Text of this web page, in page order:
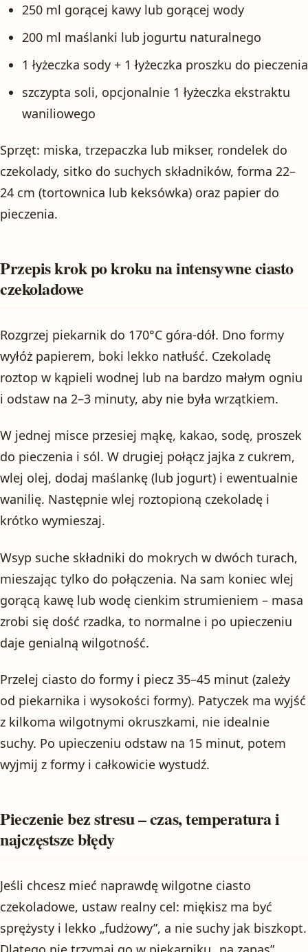
250 ml gorącej kawy lub gorącej wody
200 ml maślanki lub jogurtu naturalnego
1 łyżeczka sody + 1 łyżeczka proszku do pieczenia
szczypta soli, opcjonalnie 1 łyżeczka ekstraktu
waniliowego
Sprzęt: miska, trzepaczka lub mikser, rondelek do
czekolady, sitko do suchych składników, forma 22–
24 cm (tortownica lub keksówka) oraz papier do
pieczenia.
Przepis krok po kroku na intensywne ciasto
czekoladowe
Rozgrzej piekarnik do 170°C góra-dół. Dno formy
wyłóż papierem, boki lekko natłuść. Czekoladę
roztop w kąpieli wodnej lub na bardzo małym ogniu
i odstaw na 2–3 minuty, aby nie była wrzątkiem.
W jednej misce przesiej mąkę, kakao, sodę, proszek
do pieczenia i sól. W drugiej połącz jajka z cukrem,
wlej olej, dodaj maślankę (lub jogurt) i ewentualnie
wanilię. Następnie wlej roztopioną czekoladę i
krótko wymieszaj.
Wsyp suche składniki do mokrych w dwóch turach,
mieszając tylko do połączenia. Na sam koniec wlej
gorącą kawę lub wodę cienkim strumieniem – masa
zrobi się dość rzadka, to normalne i po upieczeniu
daje genialną wilgotność.
Przelej ciasto do formy i piecz 35–45 minut (zależy
od piekarnika i wysokości formy). Patyczek ma wyjść
z kilkoma wilgotnymi okruszkami, nie idealnie
suchy. Po upieczeniu odstaw na 15 minut, potem
wyjmij z formy i całkowicie wystudź.
Pieczenie bez stresu – czas, temperatura i
najczęstsze błędy
Jeśli chcesz mieć naprawdę wilgotne ciasto
czekoladowe, ustaw realny cel: miękisz ma być
sprężysty i lekko „fudżowy”, a nie suchy jak biszkopt.